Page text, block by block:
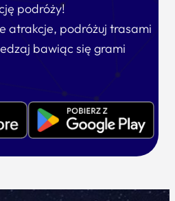
podróży!
atrakcje, podróżuj trasami
bawiąc się grami